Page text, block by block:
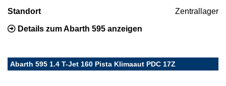
Standort Zentrallager
Details zum Abarth 595 anzeigen
Abarth 595 1.4 T-Jet 160 Pista Klimaaut PDC 17Z